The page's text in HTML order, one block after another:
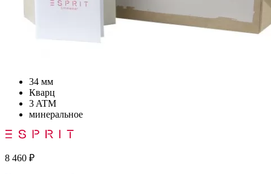
34 мм
Кварц
3 ATM
минеральное
8 460 ₽